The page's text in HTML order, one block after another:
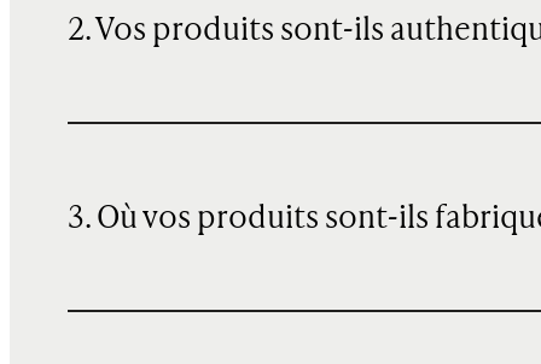
2. Vos produits sont-ils
3. Où vos produits sont-ils